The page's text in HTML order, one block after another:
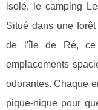
isolé, le camping
Situé dans une
de l'île de Ré, ce
emplacements
odorantes. Chaque
pique-nique pour